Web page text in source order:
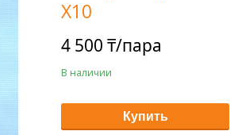
X10
4 500 ₸/пара
В наличии
Купить